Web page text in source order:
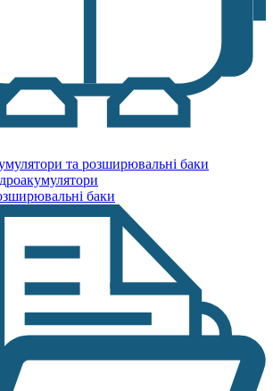
та розширювальні баки
баки